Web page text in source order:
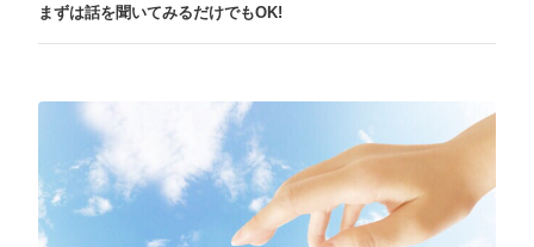
まずは話を聞いてみるだけでもOK!